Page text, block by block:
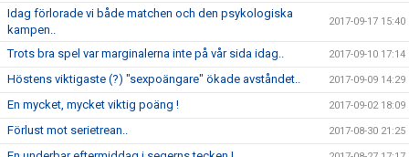
Idag förlorade vi både matchen och den psykologiska
kampen..
2017-09-17 15:40
Trots bra spel var marginalerna inte på vår sida idag.. 2017-09-10 17:14
Höstens viktigaste (?) "sexpoängare" ökade avståndet.. 2017-09-09 14:29
En mycket, mycket viktig poäng ! 2017-09-02 18:09
Förlust mot serietrean.. 2017-08-30 21:25